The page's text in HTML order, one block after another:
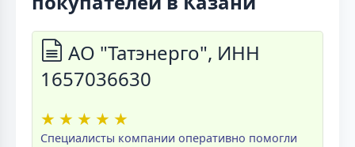
АО "Татэнерго", ИНН
1657036630
★ ★ ★ ★ ★
Специалисты компании оперативно помогли